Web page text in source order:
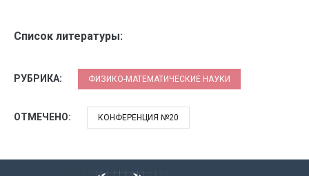
Список литературы:
РУБРИКА: ФИЗИКО-МАТЕМАТИЧЕСКИЕ НАУКИ
ОТМЕЧЕНО: КОНФЕРЕНЦИЯ №20